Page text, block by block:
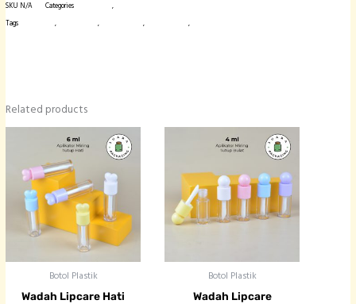
SKU N/A Categories Botol Plastik,
Tags
botol import, wadah lipcare, wadah lipgloss, wadah lipstick,
Related products
Botol Plastik
Wadah Lipcare Hati
Botol Plastik
Wadah Lipcare